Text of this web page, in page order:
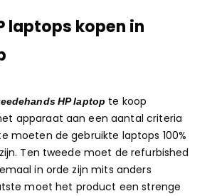
laptops kopen in
HP laptop te koop
apparaat aan een aantal criteria
moeten de gebruikte laptops 100%
Ten tweede moet de refurbished
in orde zijn mits anders
moet het product een strenge